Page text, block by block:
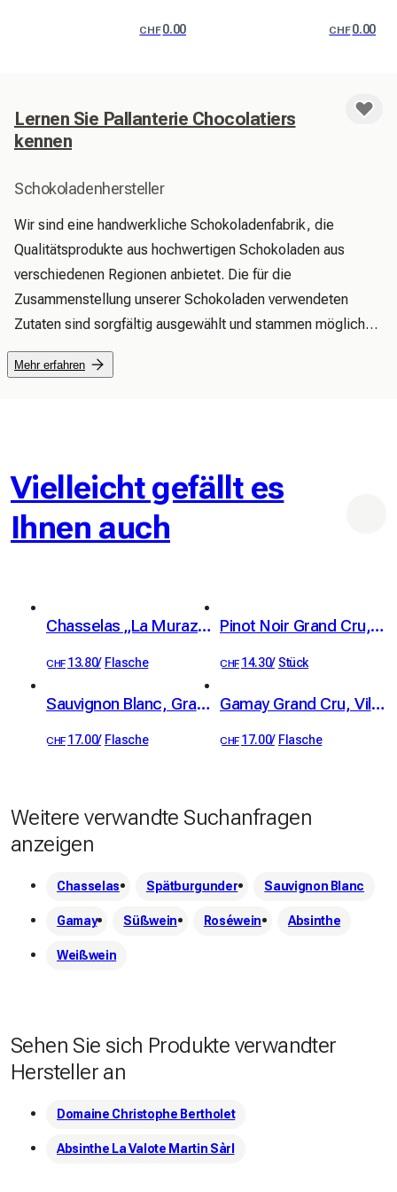
CHF0.00 CHF0.00
Lernen Sie Pallanterie Chocolatiers
kennen
Schokoladenhersteller
Wir sind eine handwerkliche Schokoladenfabrik, die
Qualitätsprodukte aus hochwertigen Schokoladen aus
verschiedenen Regionen anbietet. Die für die
Zusammenstellung unserer Schokoladen verwendeten
Zutaten sind sorgfältig ausgewählt und stammen möglichst
aus lokaler Produktion.
Mehr erfahren
Vielleicht gefällt es
Ihnen auch
Chasselas „La Muraz“ Grand Cru, Villeneuve, AOC Chablais, Christophe Bertholet 70cl
CHF 13.80/ Flasche
Pinot Noir Grand Cru, Villeneuve, AOC Chablais, Christophe Bertholet 70cl
CHF 14.30/ Stück
Sauvignon Blanc, Grand Cru, Villeneuve, AOC Chablais, Christophe Bertholet
CHF 17.00/ Flasche
Gamay Grand Cru, Villeneuve, AOC Chablais, Christophe Bertholet 70cl
CHF 17.00/ Flasche
Weitere verwandte Suchanfragen
anzeigen
Chasselas Spätburgunder Sauvignon Blanc
Gamay Süßwein Roséwein Absinthe
Weißwein
Sehen Sie sich Produkte verwandter
Hersteller an
Domaine Christophe Bertholet
Absinthe La Valote Martin Sàrl